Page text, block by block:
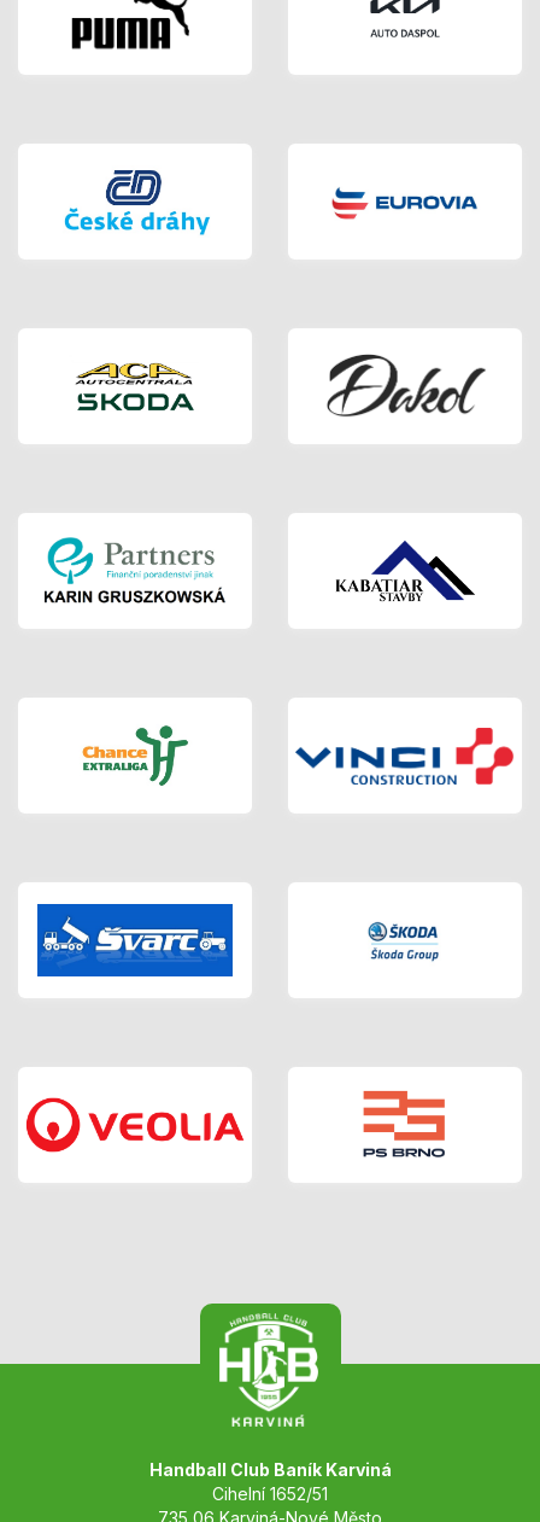
Handball Club Baník Karviná
Cihelní 1652/51
735 06 Karviná-Nové Město